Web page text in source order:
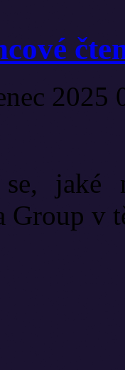
2025
se, jaké
Group v